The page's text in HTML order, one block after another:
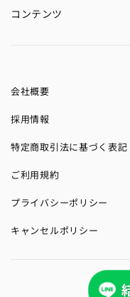
コンテンツ
会社概要
採用情報
特定商取引法に基づく表記
ご利用規約
プライバシーポリシー
キャンセルポリシー